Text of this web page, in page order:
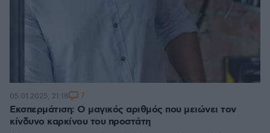
Εκσπερμάτιση: Ο μαγικός αριθμός που μειώνει τον
κίνδυνο καρκίνου του προστάτη
05.01.2025, 21:18 7